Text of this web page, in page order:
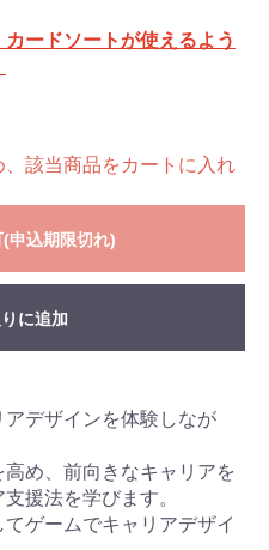
ードソートが使えるよう
該当商品をカートに入れ
申込期限切れ)
に追加
デザインを体験しなが
め、前向きなキャリアを
援法を学びます。
ゲームでキャリアデザイ